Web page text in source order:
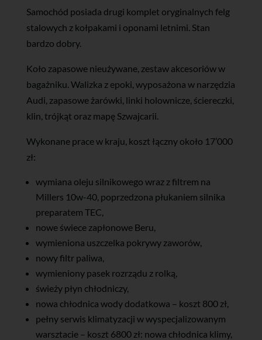
Samochód posiada drugi komplet oryginalnych felg
stalowych z kołpakami i oponami letnimi. Stan
bardzo dobry.
Koło zapasowe nieużywane, zestaw akcesoriów w
bagażniku. Walizka z epoki, wyposażona w narzędzia
Audi, zapasowe żarówki, linki holownicze, ściereczki,
klin, trójkąt oraz mapę Szwajcarii.
Wykonane prace w kraju, koszt łączny około 17’000
zł:
wymiana oleju silnikowego wraz z filtrem na
Millers 10w-40, poprzedzona płukaniem silnika
preparatem TEC,
nowe świece zapłonowe Beru,
wymieniona uszczelka pokrywy zaworów,
nowy filtr paliwa,
wymieniony pasek rozrządu z rolką,
świeży płyn chłodniczy,
nowa chłodnica wody dodatkowa – koszt 800 zł,
pełny serwis klimatyzacji w wyspecjalizowanym
warsztacie – koszt 6800 zł: nowa chłodnica klimy,